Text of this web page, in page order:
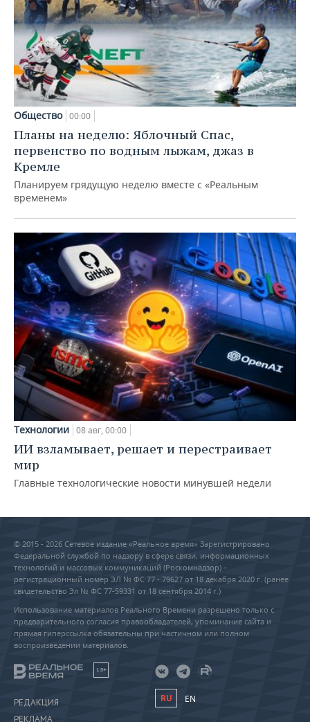
Общество 00:00
Планы на неделю: Яблочный Спас,
первенство по водным лыжам, джаз в
Кремле
Планируем грядущую неделю вместе с «Реальным
временем»
Технологии 08 авг, 00:00
ИИ взламывает, решает и перестраивает
мир
Главные технологические новости минувшей недели
© 2015 - 2026 Сетевое издание «Реальное время» Зарегистрировано
Федеральной службой по надзору в сфере связи, информационных
технологий и массовых коммуникаций (Роскомнадзор) –
регистрационный номер ЭЛ № ФС 77 - 79627 от 18 декабря 2020 г. (ранее
свидетельство Эл № ФС 77-59331 от 18 сентября 2014 г.)
Использование материалов Реального Времени разрешено только с
предварительного согласия правообладателей, упоминание сайта и
прямая гиперссылка обязательны при частичном или полном
воспроизведении материалов.
18+
РЕДАКЦИЯ
РЕКЛАМА
RU EN